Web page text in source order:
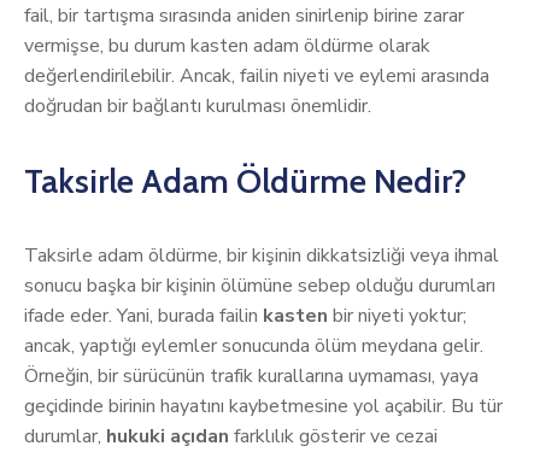
fail, bir tartışma sırasında aniden sinirlenip birine zarar
vermişse, bu durum kasten adam öldürme olarak
değerlendirilebilir. Ancak, failin niyeti ve eylemi arasında
doğrudan bir bağlantı kurulması önemlidir.
Taksirle Adam Öldürme Nedir?
Taksirle adam öldürme, bir kişinin dikkatsizliği veya ihmal
sonucu başka bir kişinin ölümüne sebep olduğu durumları
ifade eder. Yani, burada failin kasten bir niyeti yoktur;
ancak, yaptığı eylemler sonucunda ölüm meydana gelir.
Örneğin, bir sürücünün trafik kurallarına uymaması, yaya
geçidinde birinin hayatını kaybetmesine yol açabilir. Bu tür
durumlar, hukuki açıdan farklılık gösterir ve cezai